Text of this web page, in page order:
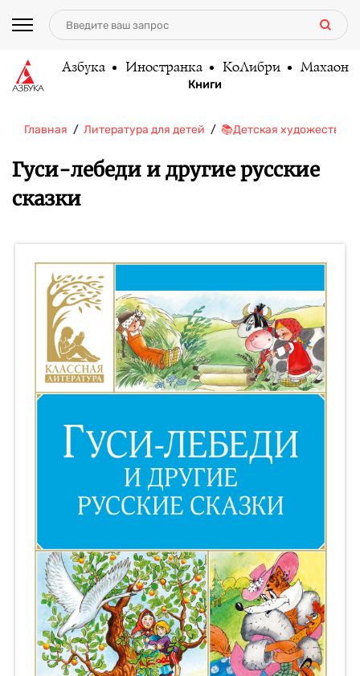
Азбука Иностранка КоЛибри Махаон
Книги
Главная Литература для детей 📚Детская
Гуси-лебеди и другие русские
сказки